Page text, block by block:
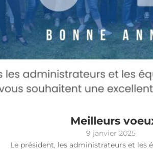
Meilleurs
9 janvier 2025
Le président, les administrateurs et les